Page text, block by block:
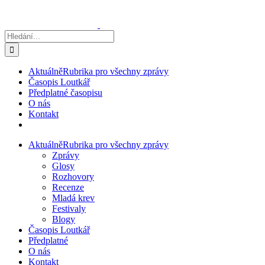
obsah
Hledat:
AktuálněRubrika pro všechny zprávy
Časopis Loutkář
Předplatné časopisu
O nás
Kontakt
AktuálněRubrika pro všechny zprávy
Zprávy
Glosy
Rozhovory
Recenze
Mladá krev
Festivaly
Blogy
Časopis Loutkář
Předplatné
O nás
Kontakt